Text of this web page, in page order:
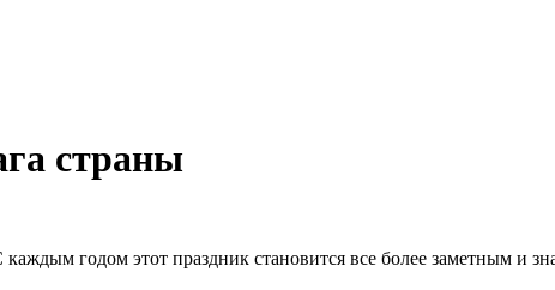
страны
каждым годом этот праздник становится все более заметным